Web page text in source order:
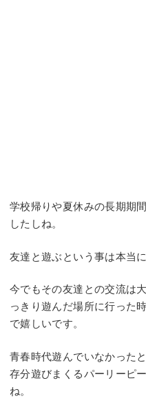
学校帰りや夏休みの長期期
したしね。
友達と遊ぶという事は本当
今でもその友達との交流は
っきり遊んだ場所に行った
で嬉しいです。
青春時代遊んでいなかった
存分遊びまくるパーリーピ
ね。